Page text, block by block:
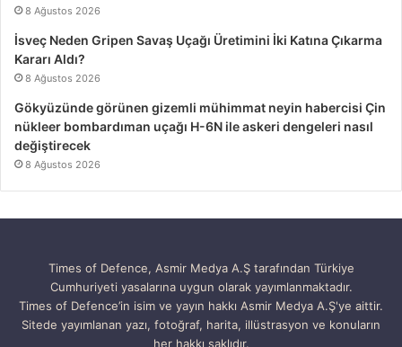
8 Ağustos 2026
İsveç Neden Gripen Savaş Uçağı Üretimini İki Katına Çıkarma
Kararı Aldı?
8 Ağustos 2026
Gökyüzünde görünen gizemli mühimmat neyin habercisi Çin
nükleer bombardıman uçağı H-6N ile askeri dengeleri nasıl
değiştirecek
8 Ağustos 2026
Times of Defence, Asmir Medya A.Ş tarafından Türkiye
Cumhuriyeti yasalarına uygun olarak yayımlanmaktadır.
Times of Defence’in isim ve yayın hakkı Asmir Medya A.Ş'ye aittir.
Sitede yayımlanan yazı, fotoğraf, harita, illüstrasyon ve konuların
her hakkı saklıdır.